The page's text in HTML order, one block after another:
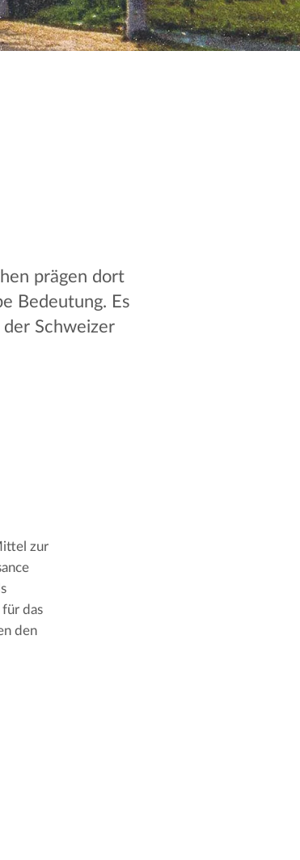
prägen dort
Bedeutung. Es
Schweizer
zur
das
den